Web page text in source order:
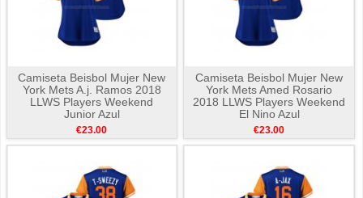
Camiseta Beisbol Mujer New
York Mets A.j. Ramos 2018
LLWS Players Weekend
Junior Azul
€23.00
Camiseta Beisbol Mujer New
York Mets Amed Rosario
2018 LLWS Players Weekend
El Nino Azul
€23.00